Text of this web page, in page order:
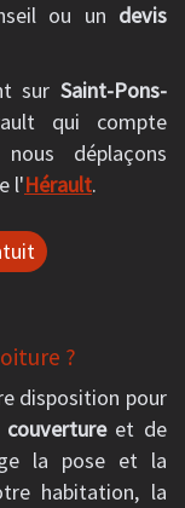
ou un devis
sur Saint-Pons-
qui compte
déplaçons
l'Hérault.
?
disposition pour
couvertureet de
la pose et la
habitation, la